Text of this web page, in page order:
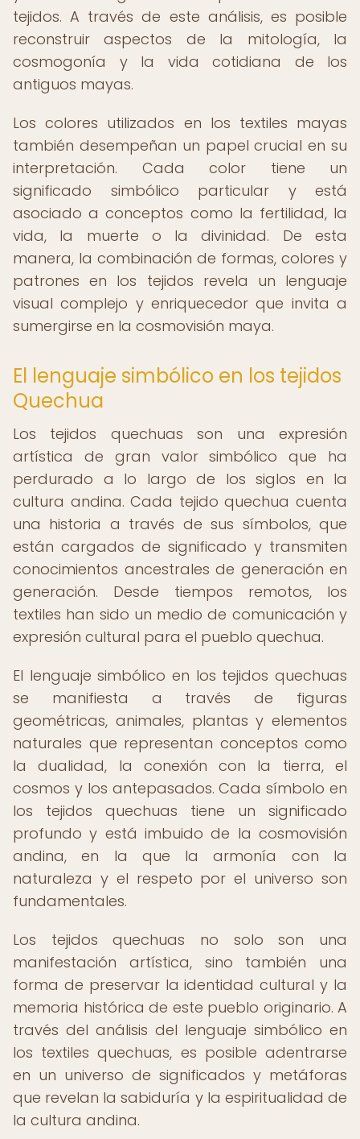
tejidos. A través de este análisis, es posible
reconstruir aspectos de la mitología, la
cosmogonía y la vida cotidiana de los
antiguos mayas.
Los colores utilizados en los textiles mayas
también desempeñan un papel crucial en su
interpretación. Cada color tiene un
significado simbólico particular y está
asociado a conceptos como la fertilidad, la
vida, la muerte o la divinidad. De esta
manera, la combinación de formas, colores y
patrones en los tejidos revela un lenguaje
visual complejo y enriquecedor que invita a
sumergirse en la cosmovisión maya.
El lenguaje simbólico en los tejidos
Quechua
Los tejidos quechuas son una expresión
artística de gran valor simbólico que ha
perdurado a lo largo de los siglos en la
cultura andina. Cada tejido quechua cuenta
una historia a través de sus símbolos, que
están cargados de significado y transmiten
conocimientos ancestrales de generación en
generación. Desde tiempos remotos, los
textiles han sido un medio de comunicación y
expresión cultural para el pueblo quechua.
El lenguaje simbólico en los tejidos quechuas
se manifiesta a través de figuras
geométricas, animales, plantas y elementos
naturales que representan conceptos como
la dualidad, la conexión con la tierra, el
cosmos y los antepasados. Cada símbolo en
los tejidos quechuas tiene un significado
profundo y está imbuido de la cosmovisión
andina, en la que la armonía con la
naturaleza y el respeto por el universo son
fundamentales.
Los tejidos quechuas no solo son una
manifestación artística, sino también una
forma de preservar la identidad cultural y la
memoria histórica de este pueblo originario. A
través del análisis del lenguaje simbólico en
los textiles quechuas, es posible adentrarse
en un universo de significados y metáforas
que revelan la sabiduría y la espiritualidad de
la cultura andina.